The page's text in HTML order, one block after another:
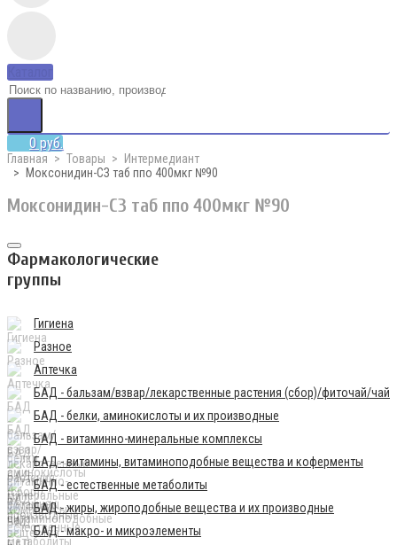
0 руб.
Главная Товары
Интермедиант
Моксонидин-СЗ таб ппо 400мкг №90
Моксонидин-СЗ таб ппо 400мкг №90
Фармакологические
группы
Гигиена
Разное
Аптечка
БАД - бальзам/взвар/лекарственные растения (сбор)/фиточай/чай
БАД - белки, аминокислоты и их производные
БАД - витаминно-минеральные комплексы
БАД - витамины, витаминоподобные вещества и коферменты
БАД - естественные метаболиты
БАД - жиры, жироподобные вещества и их производные
БАД - макро- и микроэлементы